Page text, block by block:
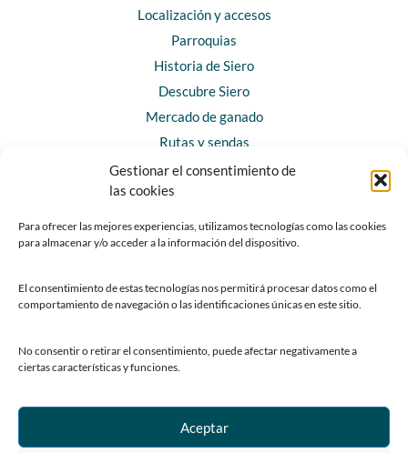
Gestionar el consentimiento de
las cookies
Para ofrecer las mejores experiencias, utilizamos tecnologías como las cookies
para almacenar y/o acceder a la información del dispositivo.
El consentimiento de estas tecnologías nos permitirá procesar datos como el
comportamiento de navegación o las identificaciones únicas en este sitio.
No consentir o retirar el consentimiento, puede afectar negativamente a
ciertas características y funciones.
Aceptar
Localización y accesos
Parroquias
Historia de Siero
Descubre Siero
Mercado de ganado
Rutas y sendas
Horarios y contacto
Teléfonos de interés
Chatbot Siero
SEDES ELECTRÓNICAS
Sede del Ayuntamiento de Siero